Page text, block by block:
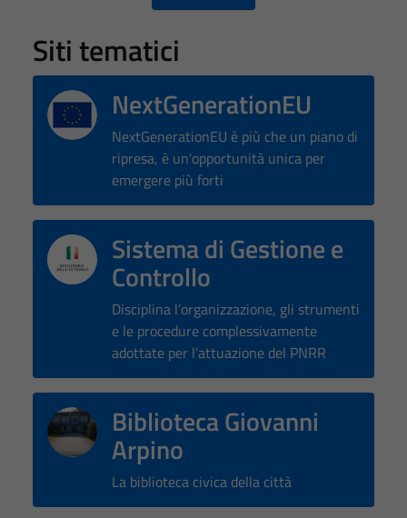
Siti tematici
NextGenerationEU
NextGenerationEU è più che un piano di
ripresa, è un'opportunità unica per
emergere più forti
Sistema di Gestione e
Controllo
Disciplina l’organizzazione, gli strumenti
e le procedure complessivamente
adottate per l’attuazione del PNRR
Biblioteca Giovanni
Arpino
La biblioteca civica della città
Tecnici
sono necessari
del sito e non
possono
essere
non raccolgono
personali.